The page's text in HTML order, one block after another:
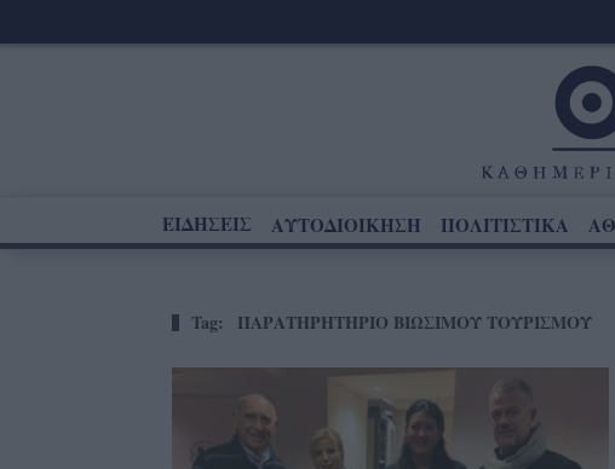
ΕΙΔΗΣΕΙΣ ΑΥΤΟΔΙΟΙΚΗΣΗ ΠΟΛΙΤΙΣΤΙΚΑ
Tag: ΠΑΡΑΤΗΡΗΤΗΡΙΟ ΒΙΩΣΙΜΟΥ ΤΟΥΡΙΣΜΟΥ